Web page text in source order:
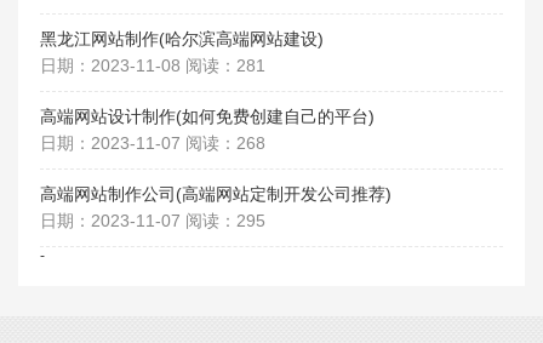
黑龙江网站制作(哈尔滨高端网站建设)
日期：2023-11-08 阅读：281
高端网站设计制作(如何免费创建自己的平台)
日期：2023-11-07 阅读：268
高端网站制作公司(高端网站定制开发公司推荐)
日期：2023-11-07 阅读：295
-